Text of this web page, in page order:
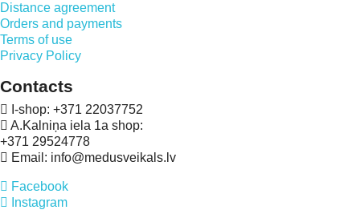
Distance agreement
Orders and payments
Terms of use
Privacy Policy
Contacts
I-shop: +371 22037752
A.Kalniņa iela 1a shop:
+371 29524778
Email: info@medusveikals.lv
Facebook
Instagram